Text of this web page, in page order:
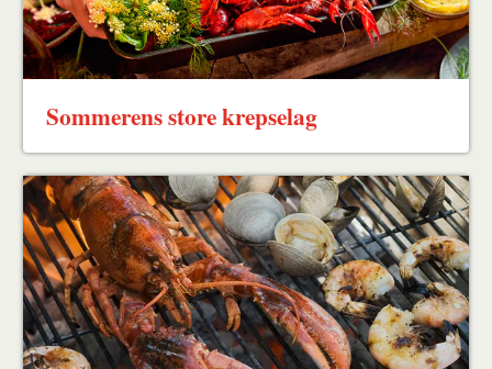
Sommerens store krepselag